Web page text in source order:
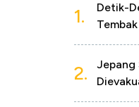
1.
Detik-
2.
Jepang